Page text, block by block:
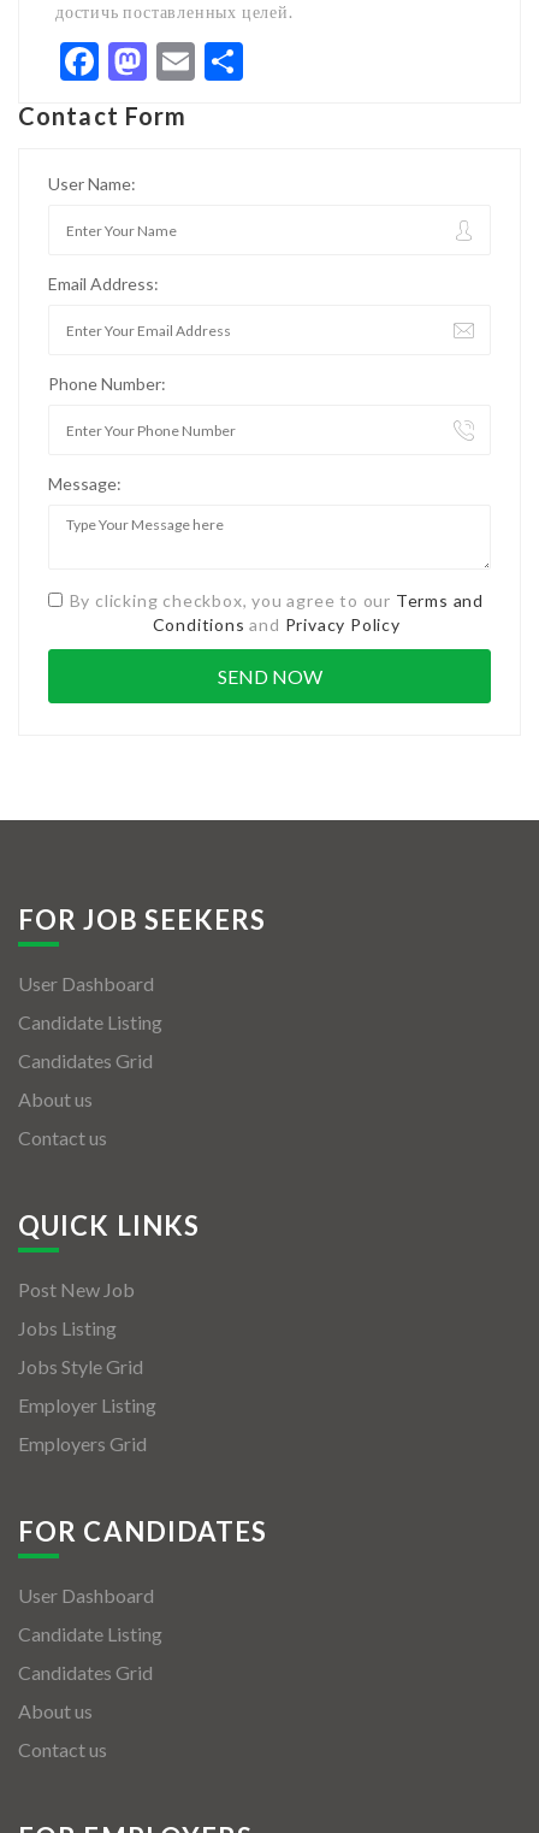
достичь поставленных целей.
Facebook
Mastodon
Email
Contact Form
User Name:
Email Address:
Phone Number:
Message:
By clicking checkbox, you agree to our Terms and
Conditions and Privacy Policy
FOR JOB SEEKERS
User Dashboard
Candidate Listing
Candidates Grid
About us
Contact us
QUICK LINKS
Post New Job
Jobs Listing
Jobs Style Grid
Employer Listing
Employers Grid
FOR CANDIDATES
User Dashboard
Candidate Listing
Candidates Grid
About us
Contact us